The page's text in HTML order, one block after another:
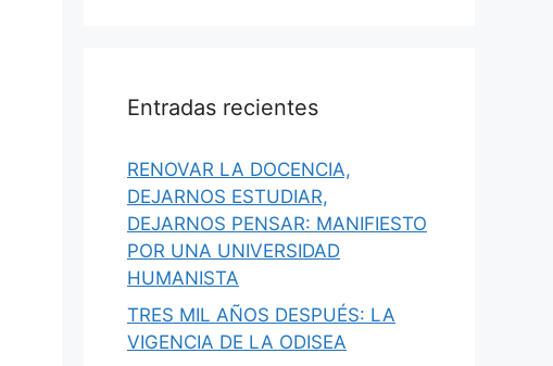
Entradas recientes
RENOVAR LA DOCENCIA,
DEJARNOS ESTUDIAR,
DEJARNOS PENSAR: MANIFIESTO
POR UNA UNIVERSIDAD
HUMANISTA
TRES MIL AÑOS DESPUÉS: LA
VIGENCIA DE LA ODISEA